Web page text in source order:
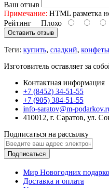
Ваш отзыв
Примечание: HTML разметка
Рейтинг Плохо
Оставить отзыв
Теги: купить, сладкий, конфеты
Изготовитель оставляет за
Контактная информация
+7 (8452) 34-51-55
+7 (905) 384-51-55
info-saratov@m-
410012, г. Саратов, ул.
Подписаться на рассылку
Подписаться
Мир Новогодних
Доставка и оплата